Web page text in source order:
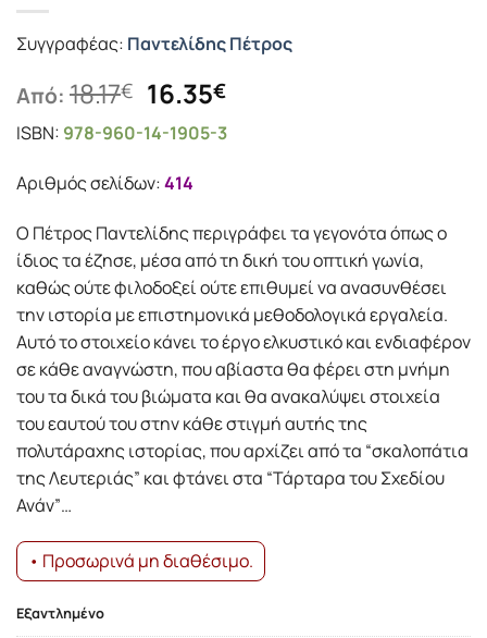
Συγγραφέας: Παντελίδης Πέτρος
Από: 18.17€ Original
price
was:
18.17€.
16.35€Η
τρέχουσα
τιμή
ISBN: 978-960-14-1905-3
Αριθμός σελίδων:414
Ο Πέτρος Παντελίδης περιγράφει τα γεγονότα όπως ο
ίδιος τα έζησε, μέσα από τη δική του οπτική γωνία,
καθώς ούτε φιλοδοξεί ούτε επιθυμεί να ανασυνθέσει
την ιστορία με επιστημονικά μεθοδολογικά εργαλεία.
Αυτό το στοιχείο κάνει το έργο ελκυστικό και ενδιαφέρον
σε κάθε αναγνώστη, που αβίαστα θα φέρει στη μνήμη
του τα δικά του βιώματα και θα ανακαλύψει στοιχεία
του εαυτού του στην κάθε στιγμή αυτής της
πολυτάραχης ιστορίας, που αρχίζει από τα “σκαλοπάτια
της Λευτεριάς” και φτάνει στα “Τάρταρα του Σχεδίου
Ανάν”…
• Προσωρινά μη διαθέσιμο.
Εξαντλημένο